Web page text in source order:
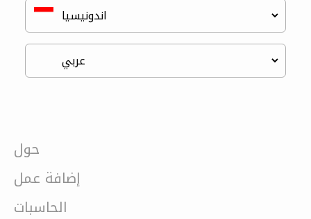
حول
إضافة عمل
الحاسبات